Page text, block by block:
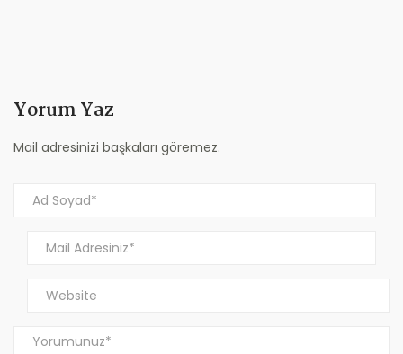
Yorum Yaz
Mail adresinizi başkaları göremez.